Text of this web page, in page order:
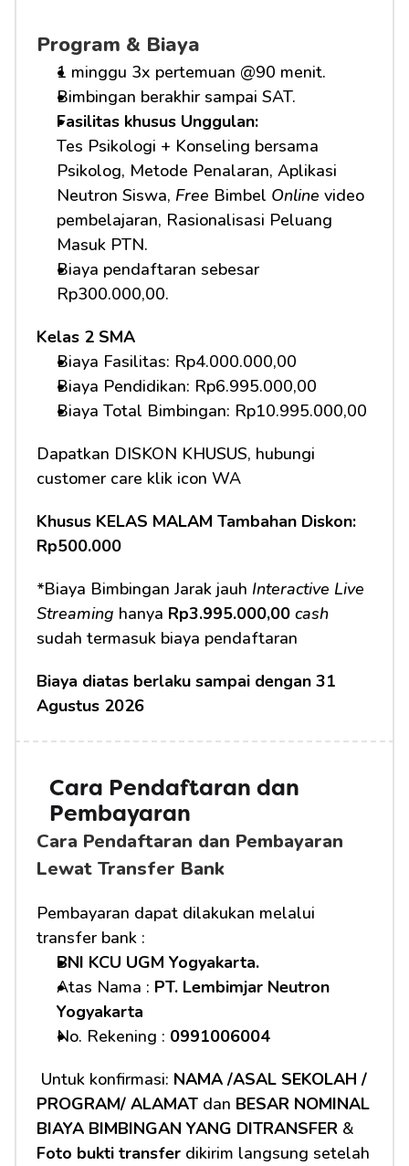
Program & Biaya
1 minggu 3x pertemuan @90 menit.
Bimbingan berakhir sampai SAT.
Fasilitas khusus Unggulan:
Tes Psikologi + Konseling bersama
Psikolog, Metode Penalaran, Aplikasi
Neutron Siswa, Free Bimbel Online video
pembelajaran, Rasionalisasi Peluang
Masuk PTN.
Biaya pendaftaran sebesar
Rp300.000,00.
Kelas 2 SMA
Biaya Fasilitas: Rp4.000.000,00
Biaya Pendidikan: Rp6.995.000,00
Biaya Total Bimbingan: Rp10.995.000,00
Dapatkan DISKON KHUSUS, hubungi
customer care klik icon WA
Khusus KELAS MALAM Tambahan Diskon:
Rp500.000
*Biaya Bimbingan Jarak jauh Interactive Live
Streaming hanya Rp3.995.000,00 cash
sudah termasuk biaya pendaftaran
Biaya diatas berlaku sampai dengan 31
Agustus 2026
Cara Pendaftaran dan
Pembayaran
Cara Pendaftaran dan Pembayaran
Lewat Transfer Bank
Pembayaran dapat dilakukan melalui
transfer bank :
BNI KCU UGM Yogyakarta.
Atas Nama : PT. Lembimjar Neutron
Yogyakarta
No. Rekening : 0991006004
Untuk konfirmasi: NAMA /ASAL SEKOLAH /
PROGRAM/ ALAMAT dan BESAR NOMINAL
BIAYA BIMBINGAN YANG DITRANSFER
Foto bukti transfer dikirim langsung setelah